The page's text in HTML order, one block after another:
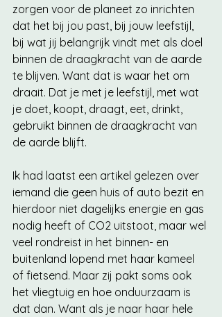
zorgen voor de planeet zo inrichten
dat het bij jou past, bij jouw leefstijl,
bij wat jij belangrijk vindt met als doel
binnen de draagkracht van de aarde
te blijven. Want dat is waar het om
draait. Dat je met je leefstijl, met wat
je doet, koopt, draagt, eet, drinkt,
gebruikt binnen de draagkracht van
de aarde blijft.
Ik had laatst een artikel gelezen over
iemand die geen huis of auto bezit en
hierdoor niet dagelijks energie en gas
nodig heeft of CO2 uitstoot, maar wel
veel rondreist in het binnen- en
buitenland lopend met haar kameel
of fietsend. Maar zij pakt soms ook
het vliegtuig en hoe onduurzaam is
dat dan. Want als je naar haar hele